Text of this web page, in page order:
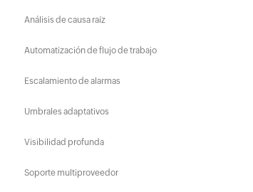
Análisis de causa raíz
Automatización de flujo de trabajo
Escalamiento de alarmas
Umbrales adaptativos
Visibilidad profunda
Soporte multiproveedor